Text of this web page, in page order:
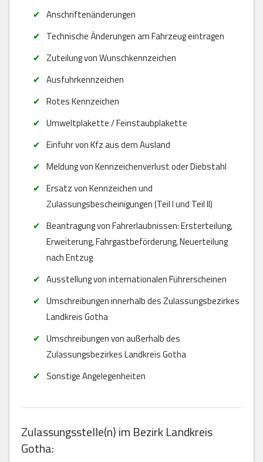
Anschriftenänderungen
Technische Änderungen am Fahrzeug eintragen
Zuteilung von Wunschkennzeichen
Ausfuhrkennzeichen
Rotes Kennzeichen
Umweltplakette / Feinstaubplakette
Einfuhr von Kfz aus dem Ausland
Meldung von Kennzeichenverlust oder Diebstahl
Ersatz von Kennzeichen und
Zulassungsbescheinigungen (Teil I und Teil II)
Beantragung von Fahrerlaubnissen: Ersterteilung,
Erweiterung, Fahrgastbeförderung, Neuerteilung
nach Entzug
Ausstellung von internationalen Führerscheinen
Umschreibungen innerhalb des Zulassungsbezirkes
Landkreis Gotha
Umschreibungen von außerhalb des
Zulassungsbezirkes Landkreis Gotha
Sonstige Angelegenheiten
Zulassungsstelle(n) im Bezirk Landkreis
Gotha: